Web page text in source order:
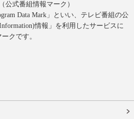
公式番組情報マーク）
Data Mark」といい、テレビ番組の公
情報」を利用したサービスに
クです。